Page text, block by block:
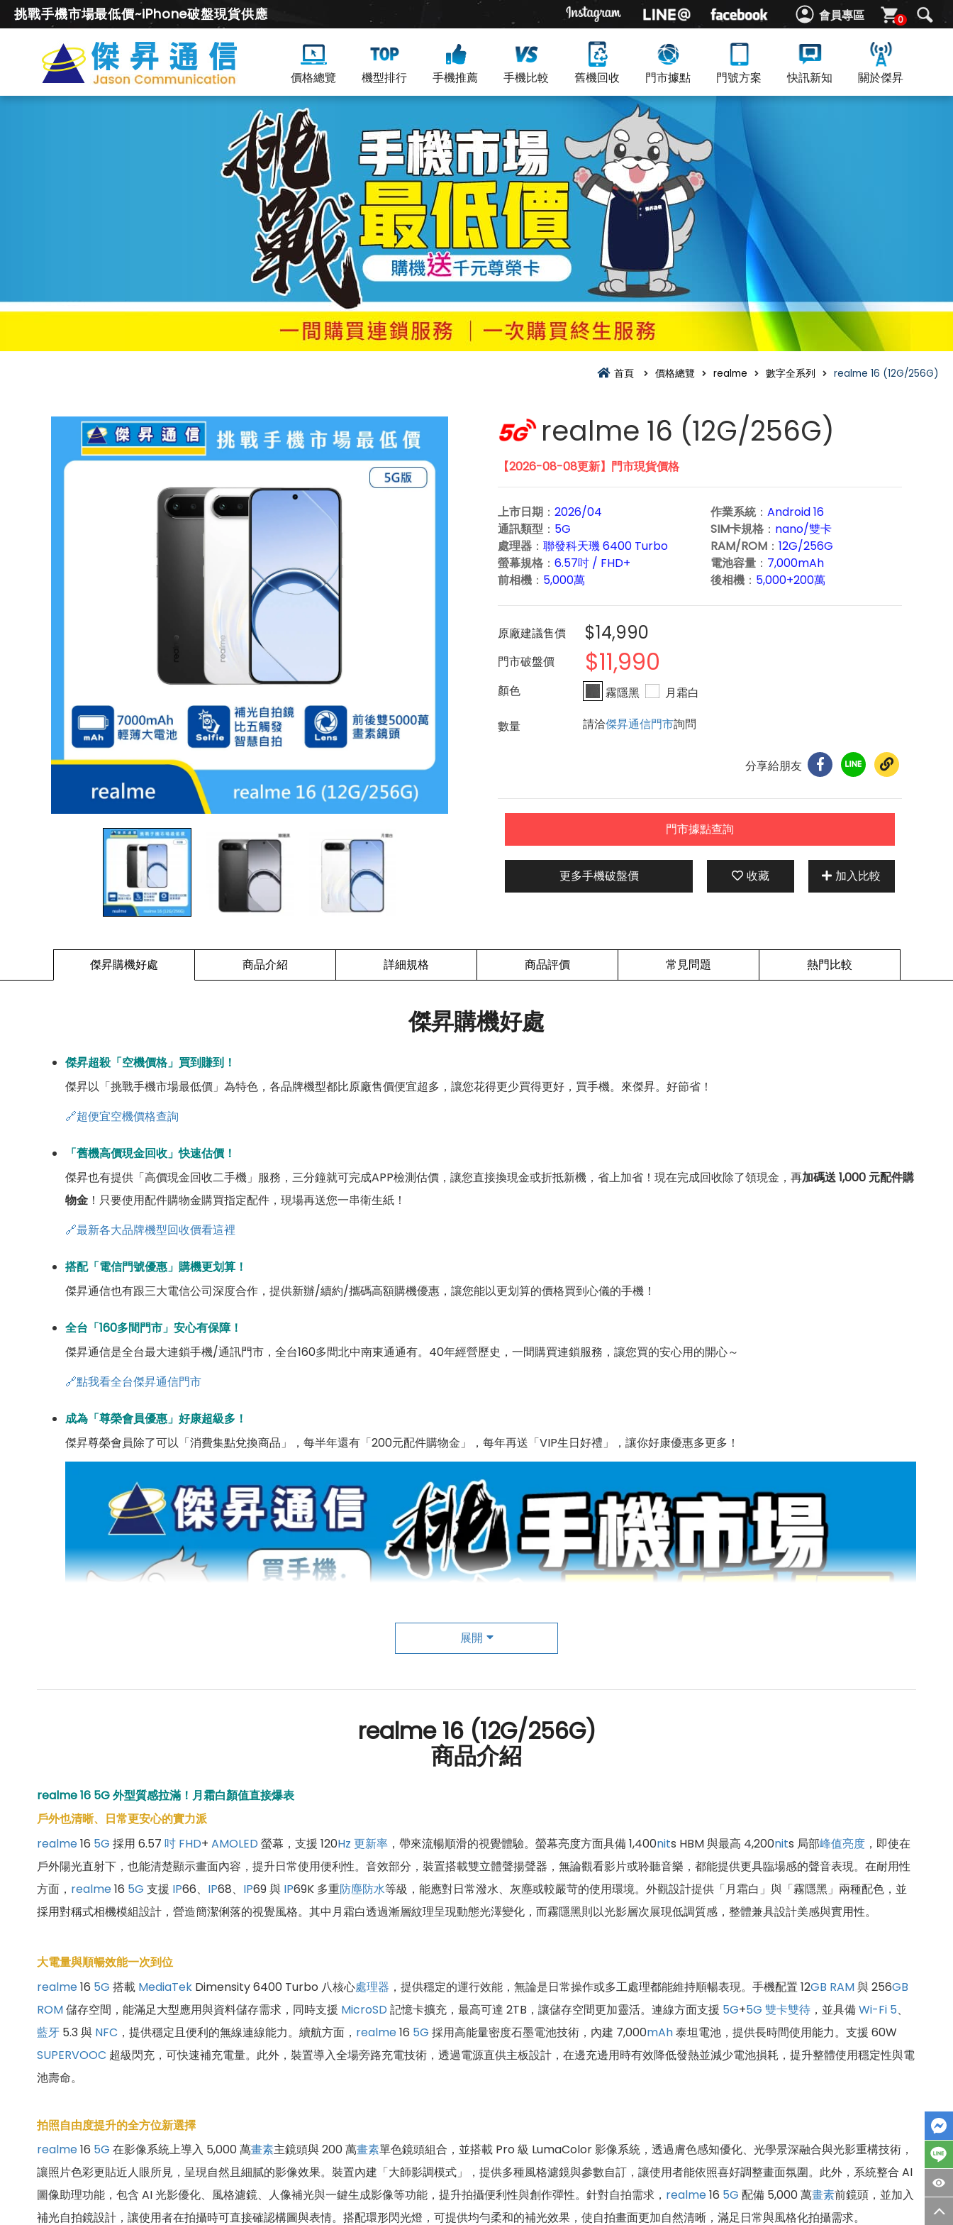
會員專區 0
挑戰手機市場最低價~iPhone破盤現貨供應
價格總覽 機型排行 手機推薦 手機比較 舊機回收 門市據點 門號方案 快訊新知 關於傑昇
首頁 價格總覽 realme 數字全系列 realme 16 (12G/256G)
realme 16 (12G/256G)
【2026-08-08更新】門市現貨價格
上市日期 ： 2026/04 作業系統： Android 16
通訊類型 ： 5G SIM卡規格 ： nano/雙卡
處理器 ： 聯發科天璣 6400 Turbo RAM/ROM ： 12G/256G
螢幕規格 ： 6.57吋 / FHD+ 電池容量 ： 7,000mAh
前相機 ： 5,000萬 後相機 ： 5,000+200萬
原廠建議售價 $14,990
門市破盤價 $11,990
霧隱黑
月霜白
請洽傑昇通信門市詢問
分享給朋友
門市據點查詢
更多手機破盤價 收藏 加入比較
傑昇購機好處 商品介紹 詳細規格 商品評價 常見問題 熱門比較
傑昇購機好處
傑昇超殺「空機價格」買到賺到！
傑昇以「挑戰手機市場最低價」為特色，各品牌機型都比原廠售價便宜超多，讓您花得更少買得更好，買手機。來傑昇。好節省！
🔗超便宜空機價格查詢
「舊機高價現金回收」快速估價！
傑昇也有提供「高價現金回收二手機」服務，三分鐘就可完成APP檢測估價，讓您直接換現金或折抵新機，省上加省！現在完成回收除了領現金，再加碼送 1,000 元配件購
物金 ！只要使用配件購物金購買指定配件，現場再送您一串衛生紙！
🔗最新各大品牌機型回收價看這裡
搭配「電信門號優惠」購機更划算！
傑昇通信也有跟三大電信公司深度合作，提供新辦/續約/攜碼高額購機優惠，讓您能以更划算的價格買到心儀的手機！
全台「160多間門市」安心有保障！
傑昇通信是全台最大連鎖手機/通訊門市，全台160多間北中南東通通有。40年經營歷史，一間購買連鎖服務，讓您買的安心用的開心～
🔗點我看全台傑昇通信門市
成為「尊榮會員優惠」好康超級多！
傑昇尊榮會員除了可以「消費集點兌換商品」，每半年還有「200元配件購物金」，每年再送「VIP生日好禮」，讓你好康優惠多更多！
展開
realme 16 (12G/256G)
商品介紹
realme 16 5G 外型質感拉滿！月霜白顏值直接爆表
戶外也清晰、日常更安心的實力派
realme16 5G 採用 6.57 吋 FHD+ AMOLED 螢幕，支援 120Hz 更新率 ，帶來流暢順滑的視覺體驗。螢幕亮度方面具備 1,400nits HBM 與最高 4,200nits 局部峰值亮度 ，即使在
戶外陽光直射下，也能清楚顯示畫面內容，提升日常使用便利性。音效部分，裝置搭載雙立體聲揚聲器，無論觀看影片或聆聽音樂，都能提供更具臨場感的聲音表現。在耐用性
方面， realme16 5G 支援 IP66、 IP68、 IP69 與 IP69K 多重防塵防水等級，能應對日常潑水、灰塵或較嚴苛的使用環境。外觀設計提供「月霜白」與「霧隱黑」兩種配色，並
採用對稱式相機模組設計，營造簡潔俐落的視覺風格。其中月霜白透過漸層紋理呈現動態光澤變化，而霧隱黑則以光影層次展現低調質感，整體兼具設計美感與實用性。
大電量與順暢效能一次到位
realme16 5G 搭載 MediaTek Dimensity 6400 Turbo 八核心處理器 ，提供穩定的運行效能，無論是日常操作或多工處理都能維持順暢表現。手機配置 12GB RAM與 256GB
ROM儲存空間，能滿足大型應用與資料儲存需求，同時支援 MicroSD 記憶卡擴充，最高可達 2TB，讓儲存空間更加靈活。連線方面支援 5G+5G 雙卡雙待 ，並具備Wi-Fi 5、
藍牙 5.3 與 NFC ，提供穩定且便利的無線連線能力。續航方面， realme16 5G 採用高能量密度石墨電池技術，內建 7,000mAh泰坦電池，提供長時間使用能力。支援 60W
SUPERVOOC 超級閃充，可快速補充電量。此外，裝置導入全場旁路充電技術，透過電源直供主板設計，在邊充邊用時有效降低發熱並減少電池損耗，提升整體使用穩定性與電
池壽命。
拍照自由度提升的全方位新選擇
realme16 5G 在影像系統上導入 5,000 萬畫素主鏡頭與 200 萬畫素單色鏡頭組合，並搭載 Pro 級 LumaColor 影像系統，透過膚色感知優化、光學景深融合與光影重構技術，
讓照片色彩更貼近人眼所見，呈現自然且細膩的影像效果。裝置內建「大師影調模式」，提供多種風格濾鏡與參數自訂，讓使用者能依照喜好調整畫面氛圍。此外，系統整合 AI
圖像助理功能，包含 AI 光影優化、風格濾鏡、人像補光與一鍵生成影像等功能，提升拍攝便利性與創作彈性。針對自拍需求， realme16 5G 配備 5,000 萬畫素前鏡頭，並加入
補光自拍鏡設計，讓使用者在拍攝時可直接確認構圖與表情。搭配環形閃光燈，可提供均勻柔和的補光效果，使自拍畫面更加自然清晰，滿足日常與風格化拍攝需求。